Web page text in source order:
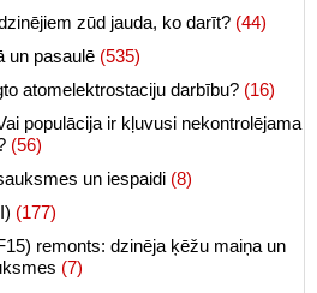
zūd jauda, ko darīt? (44)
un pasaulē (535)
atomelektrostaciju darbību? (16)
populācija ir kļuvusi nekontrolējama
(56)
un iespaidi (8)
(177)
remonts: dzinēja ķēžu maiņa un
(7)